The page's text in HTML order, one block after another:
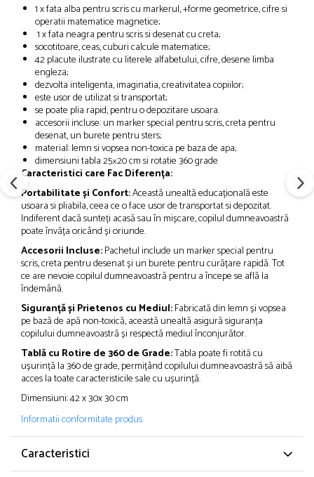
1 x fata alba pentru scris cu markerul, +forme geometrice, cifre si
operatii matematice magnetice;
1 x fata neagra pentru scris si desenat cu creta;
socotitoare, ceas, cuburi calcule matematice;
42 placute ilustrate cu literele alfabetului, cifre, desene limba
engleza;
dezvolta inteligenta, imaginatia, creativitatea copiilor;
este usor de utilizat si transportat;
se poate plia rapid, pentru o depozitare usoara.
accesorii incluse: un marker special pentru scris, creta pentru
desenat, un burete pentru sters;
material: lemn si vopsea non-toxica pe baza de apa;
dimensiuni tabla 25×20 cm si rotatie 360 grade
Caracteristici care Fac Diferența:
Portabilitate și Confort:Această unealtă educațională este
usoara si pliabila, ceea ce o face usor de transportat si depozitat.
Indiferent dacă sunteți acasă sau în mișcare, copilul dumneavoastră
poate învăța oricând și oriunde.
Accesorii Incluse:Pachetul include un marker special pentru
scris, creta pentru desenat și un burete pentru curățare rapidă. Tot
ce are nevoie copilul dumneavoastră pentru a începe se află la
îndemână.
Siguranță și Prietenos cu Mediul:Fabricată din lemn și vopsea
pe bază de apă non-toxică, această unealtă asigură siguranța
copilului dumneavoastră și respectă mediul înconjurător.
Tablă cu Rotire de 360 de Grade:Tabla poate fi rotită cu
ușurință la 360 de grade, permițând copilului dumneavoastră să aibă
acces la toate caracteristicile sale cu ușurință.
Dimensiuni: 42 x 30x 30 cm
Informatii conformitate produs
Caracteristici